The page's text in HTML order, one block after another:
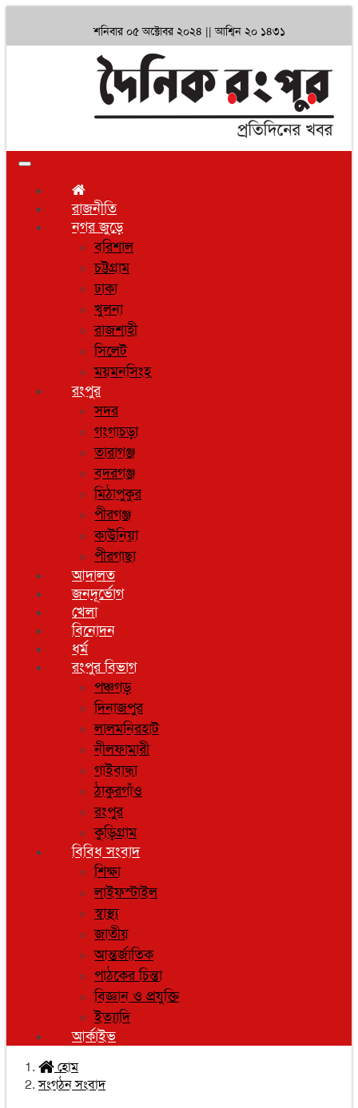
শনিবার ০৫ অক্টোবর ২০২৪ || আশ্বিন ২০ ১৪৩১
Toggle
রাজনীতি
নগর জুড়ে
বরিশাল
চট্টগ্রাম
ঢাকা
খুলনা
রাজশাহী
সিলেট
ময়মনসিংহ
রংপুর
সদর
গংগাচড়া
তারাগঞ্জ
বদরগঞ্জ
মিঠাপুকুর
পীরগঞ্জ
কাউনিয়া
পীরগাছা
আদালত
জনদূর্ভোগ
খেলা
বিনোদন
ধর্ম
রংপুর বিভাগ
পঞ্চগড়
দিনাজপুর
লালমনিরহাট
নীলফামারী
গাইবান্ধা
ঠাকুরগাঁও
রংপুর
কুড়িগ্রাম
বিবিধ সংবাদ
শিক্ষা
লাইফস্টাইল
স্বাস্থ্য
জাতীয়
আন্তর্জাতিক
পাঠকের চিন্তা
বিজ্ঞান ও প্রযুক্তি
ইত্যাদি
আর্কাইভ
হোম
সংগঠন সংবাদ